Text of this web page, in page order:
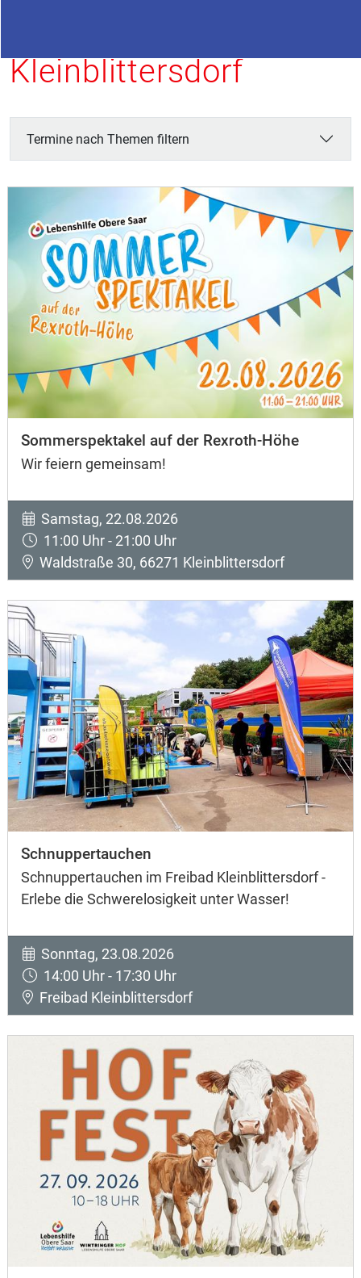
Kleinblittersdorf
Termine nach Themen filtern
Sommerspektakel auf der Rexroth-Höhe
Wir feiern gemeinsam!
Samstag, 22.08.2026
11:00 Uhr - 21:00 Uhr
Waldstraße 30, 66271 Kleinblittersdorf
Schnuppertauchen
Schnuppertauchen im Freibad Kleinblittersdorf -
Erlebe die Schwerelosigkeit unter Wasser!
Sonntag, 23.08.2026
14:00 Uhr - 17:30 Uhr
Freibad Kleinblittersdorf